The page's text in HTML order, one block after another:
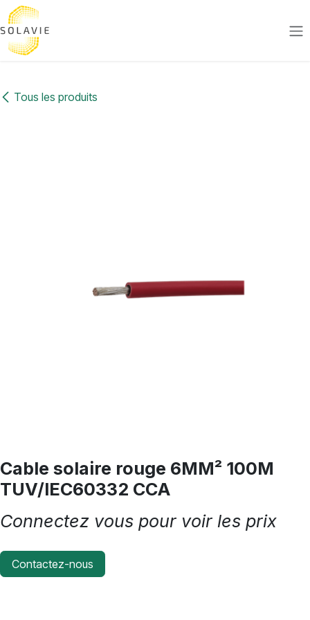
Se rendre au contenu
Tous les produits
Cable solaire rouge 6MM² 100M
TUV/IEC60332 CCA
Connectez vous pour voir les prix
Contactez-nous